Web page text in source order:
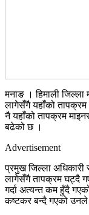
मनाङ । हिमाली
लागेसँगै यहाँको
नै यहाँको तापक्रम
बढेको छ ।
Advertisement
प्रमुख जिल्ला अधिकारी
लागेसँगै तापक्रम घट्दै
गर्दा अत्यन्त कम हुँदै
कष्टकर बन्दै गएको उनले